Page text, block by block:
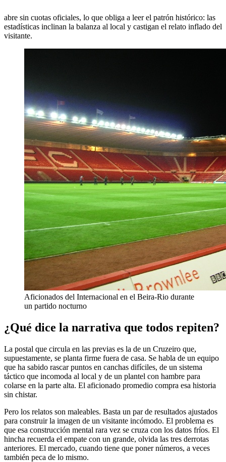
abre sin cuotas oficiales, lo que obliga a leer el patrón histórico: las
estadísticas inclinan la balanza al local y castigan el relato inflado del
visitante.
Aficionados del Internacional en el Beira-Rio durante
un partido nocturno
¿Qué dice la narrativa que todos repiten?
La postal que circula en las previas es la de un Cruzeiro que,
supuestamente, se planta firme fuera de casa. Se habla de un equipo
que ha sabido rascar puntos en canchas difíciles, de un sistema
táctico que incomoda al local y de un plantel con hambre para
colarse en la parte alta. El aficionado promedio compra esa historia
sin chistar.
Pero los relatos son maleables. Basta un par de resultados ajustados
para construir la imagen de un visitante incómodo. El problema es
que esa construcción mental rara vez se cruza con los datos fríos. El
hincha recuerda el empate con un grande, olvida las tres derrotas
anteriores. El mercado, cuando tiene que poner números, a veces
también peca de lo mismo.